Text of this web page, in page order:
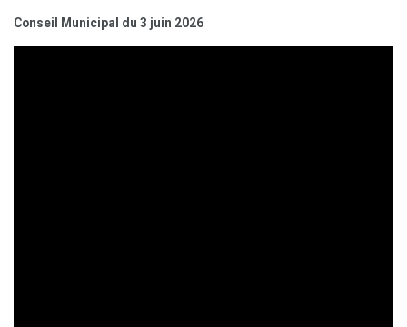
Conseil Municipal du 3 juin 2026